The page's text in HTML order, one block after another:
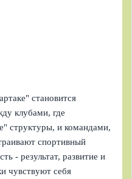
становится
клубами, где
структуры, и командами,
спортивный
- результат, развитие и
чувствуют себя